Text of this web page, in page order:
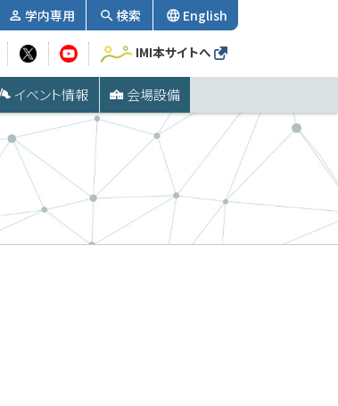
イベント情報 会場設備
学内専用 検索 English
IMI本サイトへ